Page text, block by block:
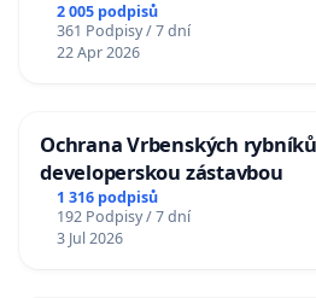
2 005 podpisů
361 Podpisy / 7 dní
22 Apr 2026
Ochrana Vrbenských
developerskou zástavbou
1 316 podpisů
192 Podpisy / 7 dní
3 Jul 2026